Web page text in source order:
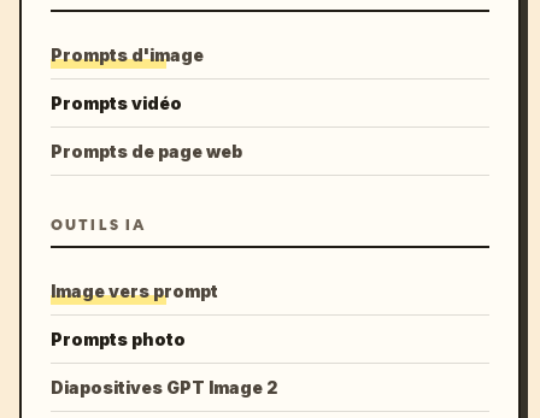
Prompts d'image
Prompts vidéo
Prompts de page web
OUTILS IA
Image vers prompt
Prompts photo
Diapositives GPT Image 2